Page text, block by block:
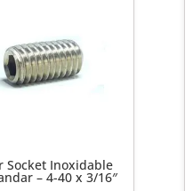
Socket Inoxidable
– 4-40 x 3/16″